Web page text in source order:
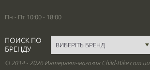
Пн - Пт 10:00 - 18:00
ПОИСК ПО
БРЕНДУ
© 2014 - 2026 Интернет-магазин Child-Bike.com.ua